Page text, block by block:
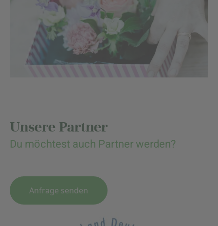
Unsere Partner
Du möchtest auch Partner werden?
Anfrage senden